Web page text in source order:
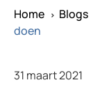
Home ^ Blogs
doen
31 maart 2021